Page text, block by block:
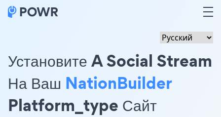
Установите A Social Stream
На Ваш NationBuilder
Platform_type Сайт